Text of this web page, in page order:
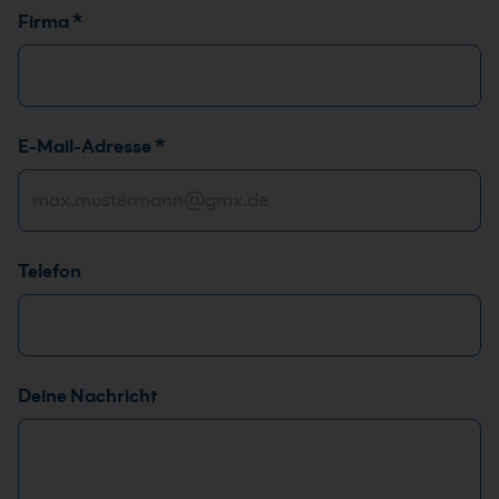
Firma *
*
T
l
f
o
*
E-Mail-Adresse *
Telefon
Deine Nachricht